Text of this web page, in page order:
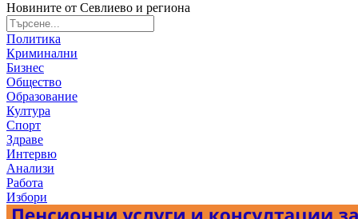
Новините от Севлиево и региона
Политика
Криминални
Бизнес
Общество
Образование
Култура
Спорт
Здраве
Интервю
Анализи
Работа
Избори